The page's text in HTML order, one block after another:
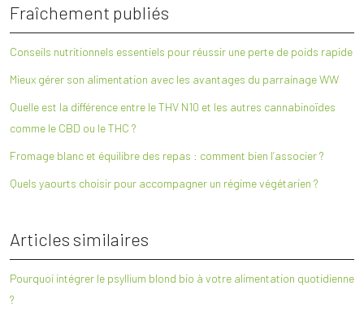
Fraîchement publiés
Conseils nutritionnels essentiels pour réussir une perte de poids rapide
Mieux gérer son alimentation avec les avantages du parrainage WW
Quelle est la différence entre le THV N10 et les autres cannabinoïdes
comme le CBD ou le THC ?
Fromage blanc et équilibre des repas : comment bien l’associer ?
Quels yaourts choisir pour accompagner un régime végétarien ?
Articles similaires
Pourquoi intégrer le psyllium blond bio à votre alimentation quotidienne
?